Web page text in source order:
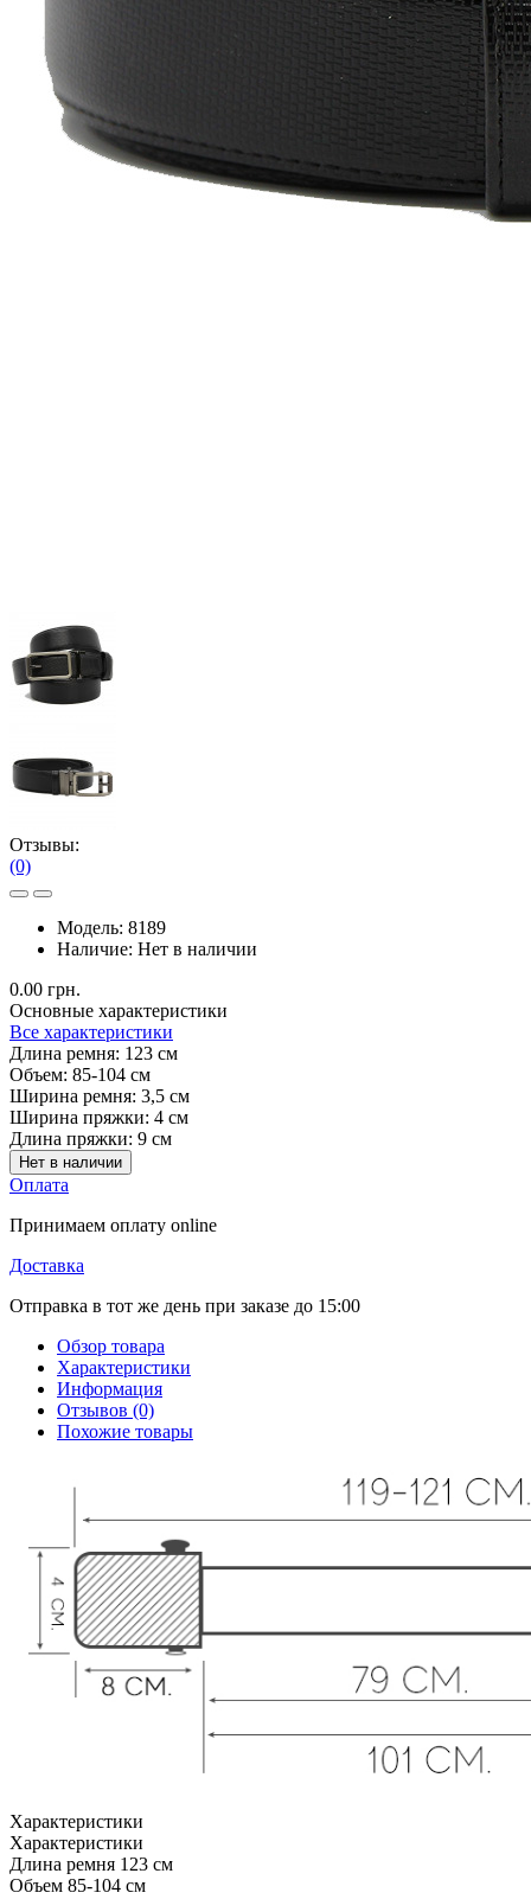
Отзывы:
(0)
Модель: 8189
Наличие: Нет в наличии
0.00 грн.
Основные характеристики
Все характеристики
Длина ремня: 123 см
Объем: 85-104 см
Ширина ремня: 3,5 см
Ширина пряжки: 4 см
Длина пряжки: 9 см
Нет в наличии
Оплата
Принимаем оплату online
Доставка
Отправка в тот же день при заказе до 15:00
Обзор товара
Характеристики
Информация
Отзывов (0)
Похожие товары
Характеристики
Характеристики
Длина ремня 123 см
Объем 85-104 см